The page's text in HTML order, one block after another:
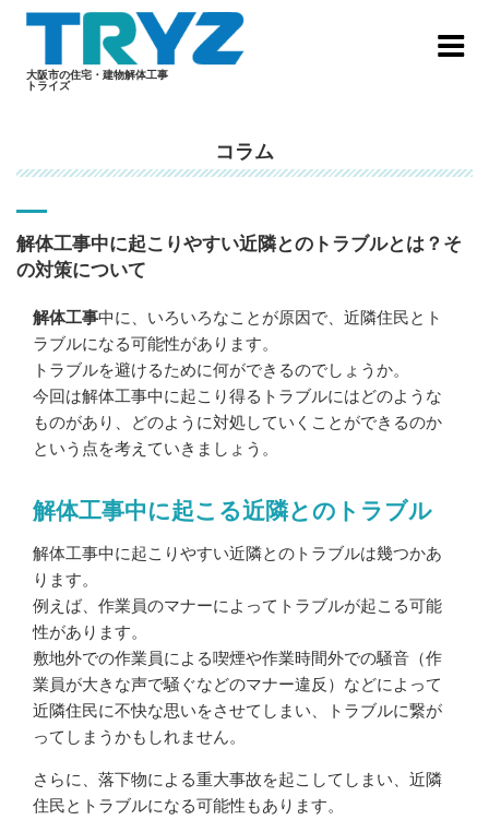
Skip
大阪市の住宅・建物解体工事
トライズ
コラム
解体工事中に起こりやすい近隣とのトラブルとは？そ
の対策について
解体工事中に、いろいろなことが原因で、近隣住民とト
ラブルになる可能性があります。
トラブルを避けるために何ができるのでしょうか。
今回は解体工事中に起こり得るトラブルにはどのような
ものがあり、どのように対処していくことができるのか
という点を考えていきましょう。
解体工事中に起こる近隣とのトラブル
解体工事中に起こりやすい近隣とのトラブルは幾つかあ
ります。
例えば、作業員のマナーによってトラブルが起こる可能
性があります。
敷地外での作業員による喫煙や作業時間外での騒音（作
業員が大きな声で騒ぐなどのマナー違反）などによって
近隣住民に不快な思いをさせてしまい、トラブルに繋が
ってしまうかもしれません。
さらに、落下物による重大事故を起こしてしまい、近隣
住民とトラブルになる可能性もあります。